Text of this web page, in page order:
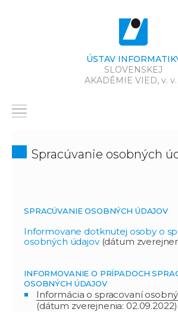
ÚSTAV
SLOVENSKEJ
AKADÉMIE VIED, v. v.
Spracúvanie osobných
SPRACÚVANIE OSOBNÝCH ÚDAJOV
Informovane dotknutej osoby o
osobných údajov(dátum
INFORMOVANIE O PRÍPADOCH
OSOBNÝCH ÚDAJOV
Informácia o spracovaní
(dátum zverejnenia: 02.09.2022)